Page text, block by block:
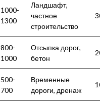
1000-
1300
Ландшафт,
частное
строительство
800-
1000
Отсыпка дорог,
бетон
500-
700
Временные
дороги, дренаж